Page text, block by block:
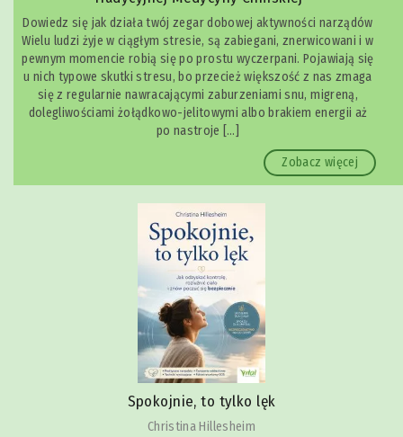
Dowiedz się jak działa twój zegar dobowej aktywności narządów
Wielu ludzi żyje w ciągłym stresie, są zabiegani, znerwicowani i w
pewnym momencie robią się po prostu wyczerpani. Pojawiają się
u nich typowe skutki stresu, bo przecież większość z nas zmaga
się z regularnie nawracającymi zaburzeniami snu, migreną,
dolegliwościami żołądkowo-jelitowymi albo brakiem energii aż
po nastroje […]
Zobacz więcej
Spokojnie, to tylko lęk
Christina Hillesheim